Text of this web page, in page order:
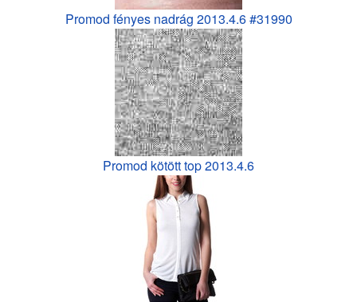
Promod fényes nadrág 2013.4.6 #31990
Promod kötött top 2013.4.6